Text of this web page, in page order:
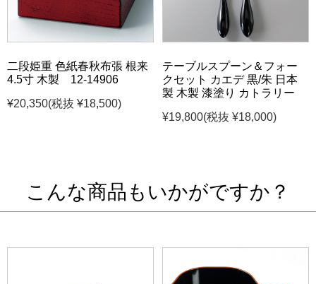
二段姫重 色紙春秋布張 根来
4.5寸 木製 12-14906
¥20,350(税抜 ¥18,500)
テーブルスプーン＆フォー
クセット カエデ 黒/朱 日本
製 木製 漆塗り カトラリー
¥19,800(税抜 ¥18,000)
こんな商品もいかがですか？